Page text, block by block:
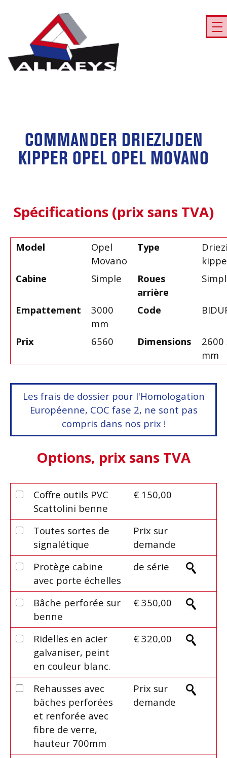
COMMANDER DRIEZIJDEN
KIPPER OPEL OPEL MOVANO
Spécifications (prix sans TVA)
Model
Opel
Movano
Type
Cabine
Simple
Roues
arrière
Empattement
3000
mm
Code
Prix 6560 Dimensions
2600
mm
Les frais de dossier pour l'Homologation
Européenne, COC fase 2, ne sont pas
compris dans nos prix !
Options, prix sans TVA
Coffre outils PVC
Scattolini benne
€ 150,00
Toutes sortes de
signalétique
Prix sur
demande
Protège cabine
avec porte échelles
de série
Bâche perforée sur
benne
€ 350,00
Ridelles en acier
galvaniser, peint
en couleur blanc.
€ 320,00
Rehausses avec
bäches perforées
et renforée avec
fibre de verre,
hauteur 700mm
Prix sur
demande